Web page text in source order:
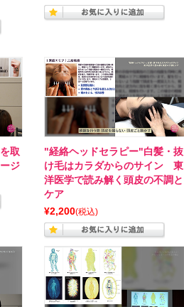
取
ジ
"経絡ヘッドセラピー"白髪・抜
け毛はカラダからのサイン 東
洋医学で読み解く頭皮の不調と
ケア
¥2,200(税込)